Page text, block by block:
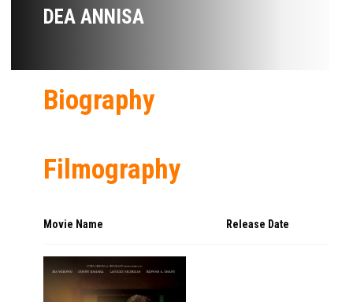
DEA ANNISA
Biography
Filmography
Movie Name Release Date